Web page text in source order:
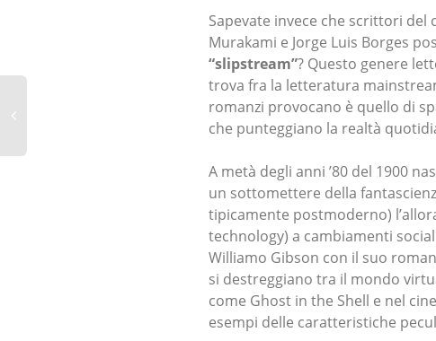
Sapevate invece che scrittori del
Murakami e Jorge Luis Borges
“slipstream”? Questo genere
trova fra la letteratura
romanzi provocano è quello di
che punteggiano la realtà
A metà degli anni ’80 del 1900
un sottomettere della
tipicamente postmoderno)
technology) a cambiamenti
Williamo Gibson con il suo
si destreggiano tra il mondo
come Ghost in the Shell e nel
esempi delle caratteristiche